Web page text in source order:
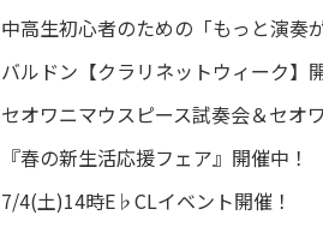
中高生初心者のための「もっと演奏
バルドン【クラリネットウィーク】
セオワニマウスピース試奏会＆セオ
『春の新生活応援フェア』開催中！
7/4(土)14時E♭CLイベント開催！